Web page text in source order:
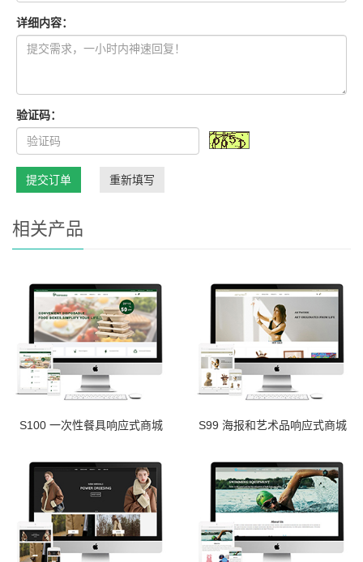
详细内容：
验证码：
提交订单 重新填写
相关产品
S100 一次性餐具响应式商城 S99 海报和艺术品响应式商城